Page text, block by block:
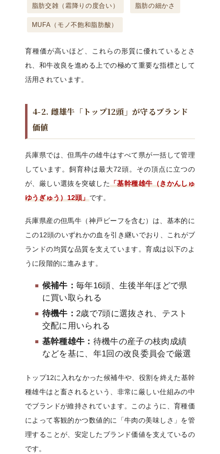
脂肪交雑（霜降りの度合い） 脂肪の細かさ
MUFA（モノ不飽和脂肪酸）
育種価が高いほど、これらの形質に優れているとさ
れ、和牛改良を進める上での極めて重要な指標として
活用されています。
4-2. 雌雄牛「トップ12頭」が守るブランド
価値
兵庫県では、但馬牛の雄牛はすべて県が一括して管理
しています。飼育枠は最大72頭。その頂点に立つの
が、厳しい選抜を突破した「基幹種雄牛（きかんしゅ
ゆうぎゅう）12頭」です。
兵庫県産の但馬牛（神戸ビーフを含む）は、基本的に
この12頭のいずれかの血を引き継いでおり、これがブ
ランドの均質な品質を支えています。育成は以下のよ
うに段階的に進みます。
候補牛：毎年16頭、生後半年ほどで県
に買い取られる
待機牛：2歳で7頭に選抜され、テスト
交配に用いられる
基幹種雄牛： 待機牛の産子の枝肉成績
などを基に、年1回の改良委員会で厳選
トップ12に入れなかった候補牛や、役割を終えた基幹
種雄牛はと畜されるという、非常に厳しい仕組みの中
でブランドが維持されています。このように、育種価
によって客観的かつ数値的に「牛肉の美味しさ」を管
理することが、安定したブランド価値を支えているの
です。